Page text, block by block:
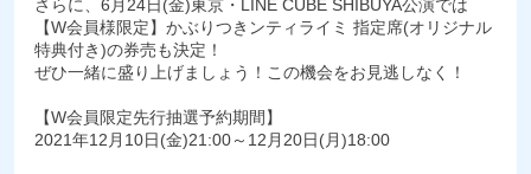
さらに、6月24日(金)東京・LINE CUBE SHIBUYA公演では
【W会員様限定】かぶりつきンティライミ 指定席(オリジナル
特典付き)の券売も決定！
ぜひ一緒に盛り上げましょう！この機会をお見逃しなく！
【W会員限定先行抽選予約期間】
2021年12月10日(金)21:00～12月20日(月)18:00